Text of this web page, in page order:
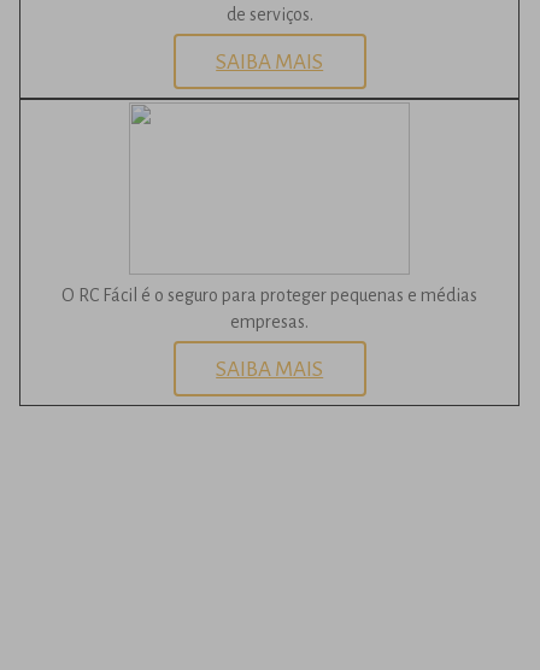
de serviços.
SAIBA MAIS
O RC Fácil é o seguro para proteger pequenas e médias
empresas.
SAIBA MAIS